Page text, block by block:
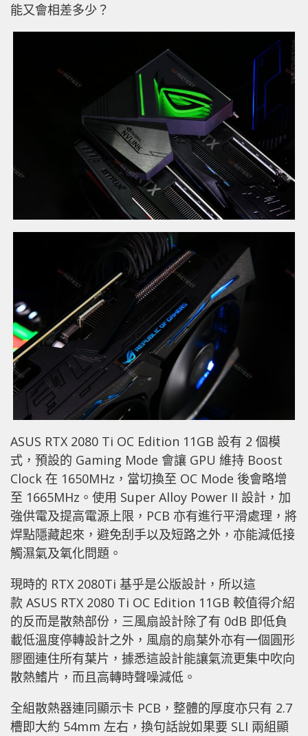
能又會相差多少？
ASUS RTX 2080 Ti OC Edition 11GB 設有 2 個模
式，預設的 Gaming Mode 會讓 GPU 維持 Boost
Clock 在 1650MHz，當切換至 OC Mode 後會略增
至 1665MHz。使用 Super Alloy Power II 設計，加
強供電及提高電源上限，PCB 亦有進行平滑處理，將
焊點隱藏起來，避免刮手以及短路之外，亦能減低接
觸濕氣及氧化問題。
現時的 RTX 2080Ti 基乎是公版設計，所以這
款 ASUS RTX 2080 Ti OC Edition 11GB 較值得介紹
的反而是散熱部份，三風扇設計除了有 0dB 即低負
載低溫度停轉設計之外，風扇的扇葉外亦有一個圓形
膠圈連住所有葉片，據悉這設計能讓氣流更集中吹向
散熱鰭片，而且高轉時聲噪減低。
全組散熱器連同顯示卡 PCB，整體的厚度亦只有 2.7
槽即大約 54mm 左右，換句話說如果要 SLI 兩組顯